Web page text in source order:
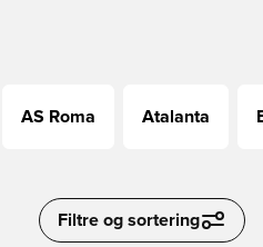
AS Roma Atalanta
Filtre og sortering